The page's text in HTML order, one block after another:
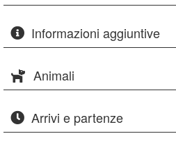
Informazioni aggiuntive
Animali
Arrivi e partenze